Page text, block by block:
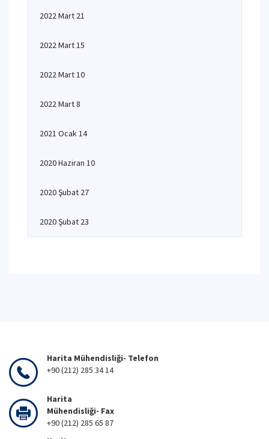
2022 Mart 21
2022 Mart 15
2022 Mart 10
2022 Mart 8
2021 Ocak 14
2020 Haziran 10
2020 Şubat 27
2020 Şubat 23
Harita Mühendisliği- Telefon
+90 (212) 285 34 14
Harita
Mühendisliği- Fax
+90 (212) 285 65 87